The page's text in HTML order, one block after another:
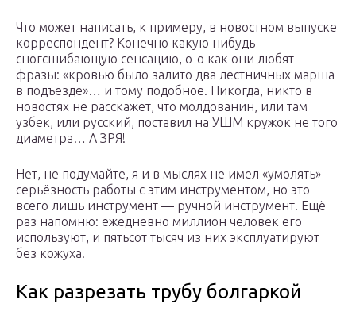
Что может написать, к примеру, в новостном выпуске
корреспондент? Конечно какую нибудь
сногсшибающую сенсацию, о-о как они любят
фразы: «кровью было залито два лестничных марша
в подъезде»… и тому подобное. Никогда, никто в
новостях не расскажет, что молдованин, или там
узбек, или русский, поставил на УШМ кружок не того
диаметра… А ЗРЯ!
Нет, не подумайте, я и в мыслях не имел «умолять»
серьёзность работы с этим инструментом, но это
всего лишь инструмент — ручной инструмент. Ещё
раз напомню: ежедневно миллион человек его
используют, и пятьсот тысяч из них эксплуатируют
без кожуха.
Как разрезать трубу болгаркой